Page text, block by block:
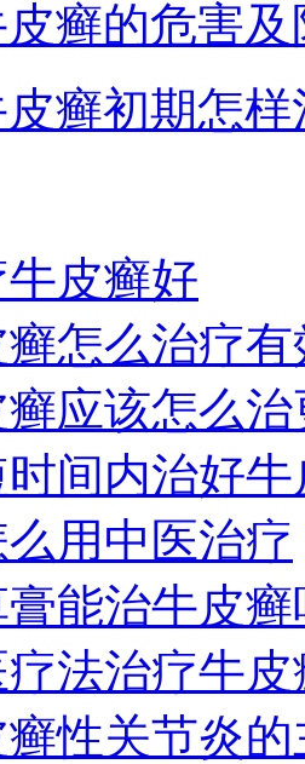
癣的危害
癣初期怎
皮癣好
怎么治疗有
应该怎么治
间内治好
用中医治疗
能治牛皮癣
法治疗牛皮
癣性关节炎